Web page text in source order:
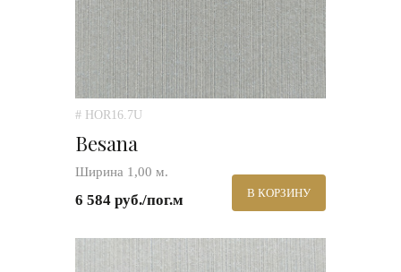
# HOR16.7U
Besana
Ширина 1,00 м.
6 584 руб./пог.м В КОРЗИНУ